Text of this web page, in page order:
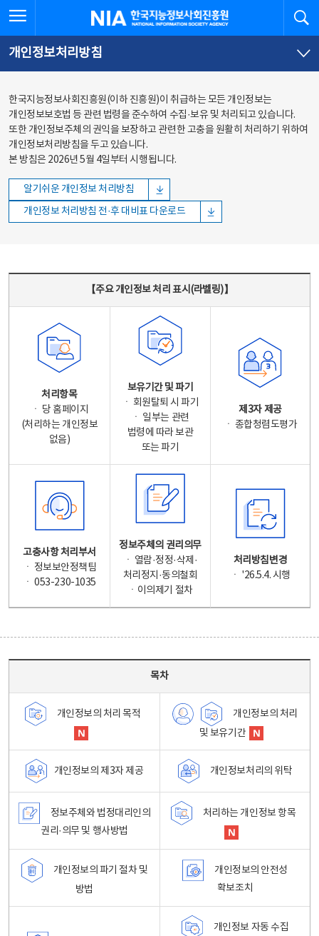
바로가기
바로가기
한국지능정보사회진흥원
개인정보처리방침
한국지능정보사회진흥원(이하 진흥원)이 취급하는 모든 개인정보는
개인정보보호법 등 관련 법령을 준수하여 수집·보유 및 처리되고 있습니다.
또한 개인정보주체의 권익을 보장하고 관련한 고충을 원활히 처리하기 위하여
개인정보처리방침을 두고 있습니다.
본 방침은 2026년 5월 4일부터 시행됩니다.
알기쉬운 개인정보 처리방침
개인정보 처리방침 전·후 대비표 다운로드
【주요 개인정보 처리 표시(라벨링)】
처리항목
ㆍ 당 홈페이지
(처리하는 개인정보
없음)
보유기간 및 파기
ㆍ 회원탈퇴 시 파기
ㆍ 일부는 관련
법령에 따라 보관
또는 파기
제3자 제공
ㆍ 종합청렴도평가
고충사항 처리부서
ㆍ 정보보안정책팀
ㆍ 053-230-1035
정보주체의 권리의무
ㆍ 열람·정정·삭제·
처리정지·동의철회
ㆍ이의제기 절차
처리방침변경
ㆍ '26.5.4. 시행
목차
개인정보의 처리 목적
개인정보의 처리
및 보유기간
개인정보의 제3자 제공 개인정보처리의 위탁
정보주체와 법정대리인의
권리·의무 및 행사방법
처리하는 개인정보 항목
개인정보의 파기 절차 및
방법
개인정보의 안전성
확보조치
개인정보 자동 수집